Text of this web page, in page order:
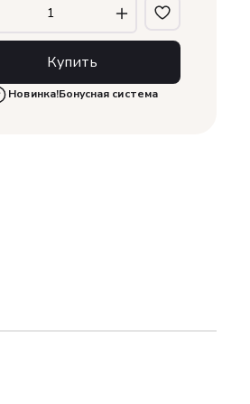
Купить
Новинка!Бонусная система